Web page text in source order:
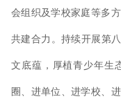
会组织及学校家庭等多
共建合力。持续开展第
文底蕴，厚植青少年生
圈、进单位、进学校、